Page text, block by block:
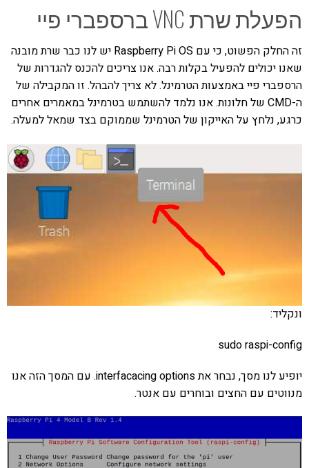
הפעלת שרת VNC ברספברי פיי
זה החלק הפשוט, כי עם Raspberry Pi OS יש לנו כבר שרת מובנה
שאנו יכולים להפעיל בקלות רבה. אנו צריכים להכנס להגדרות של
הרספברי פיי באמצעות הטרמינל. לא צריך להבהל. זו המקבילה של
ה-CMD של חלונות. אנו נלמד להשתמש בטרמינל במאמרים אחרים
כרגע, נלחץ על האייקון של הטרמינל שממוקם בצד שמאל למעלה.
ונקליד:
sudo raspi-config
יופיע לנו מסך, נבחר את interfacacing options. עם המסך הזה אנו
מנווטים עם החצים ובוחרים עם אנטר.